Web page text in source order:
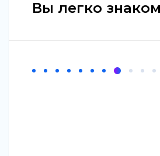
Вы легко